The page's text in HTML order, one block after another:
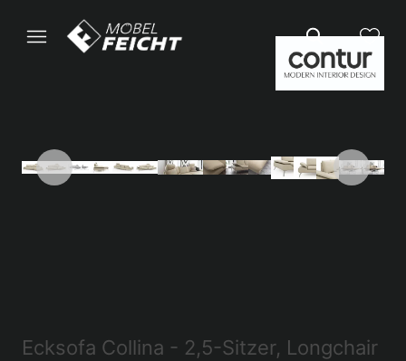
Ecksofa Collina - 2,5-Sitzer, Longchair